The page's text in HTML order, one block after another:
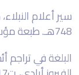
سير أعلام
748هـ. طبعة مؤسسة الرسالة. بيروت. لبنان
البلغة في تراجم